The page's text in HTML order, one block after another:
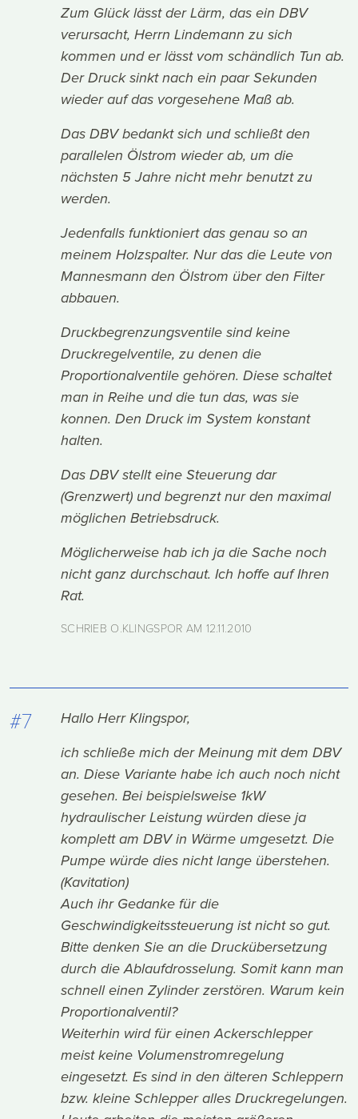
Zum Glück lässt der Lärm, das ein DBV
verursacht, Herrn Lindemann zu sich
kommen und er lässt vom schändlich Tun ab.
Der Druck sinkt nach ein paar Sekunden
wieder auf das vorgesehene Maß ab.
Das DBV bedankt sich und schließt den
parallelen Ölstrom wieder ab, um die
nächsten 5 Jahre nicht mehr benutzt zu
werden.
Jedenfalls funktioniert das genau so an
meinem Holzspalter. Nur das die Leute von
Mannesmann den Ölstrom über den Filter
abbauen.
Druckbegrenzungsventile sind keine
Druckregelventile, zu denen die
Proportionalventile gehören. Diese schaltet
man in Reihe und die tun das, was sie
konnen. Den Druck im System konstant
halten.
Das DBV stellt eine Steuerung dar
(Grenzwert) und begrenzt nur den maximal
möglichen Betriebsdruck.
Möglicherweise hab ich ja die Sache noch
nicht ganz durchschaut. Ich hoffe auf Ihren
Rat.
SCHRIEB O.KLINGSPOR AM 12.11.2010
#7
Hallo Herr Klingspor,
ich schließe mich der Meinung mit dem DBV
an. Diese Variante habe ich auch noch nicht
gesehen. Bei beispielsweise 1kW
hydraulischer Leistung würden diese ja
komplett am DBV in Wärme umgesetzt. Die
Pumpe würde dies nicht lange überstehen.
(Kavitation)
Auch ihr Gedanke für die
Geschwindigkeitssteuerung ist nicht so gut.
Bitte denken Sie an die Druckübersetzung
durch die Ablaufdrosselung. Somit kann man
schnell einen Zylinder zerstören. Warum kein
Proportionalventil?
Weiterhin wird für einen Ackerschlepper
meist keine Volumenstromregelung
eingesetzt. Es sind in den älteren Schleppern
bzw. kleine Schlepper alles Druckregelungen.